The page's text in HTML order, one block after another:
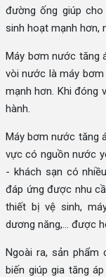
đường ống giúp
sinh hoạt mạnh hơn,
Máy bơm nước tăng
vòi nước là máy
mạnh hơn. Khi đóng
hành.
Máy bơm nước tăng
vực có nguồn nước
- khách sạn có
đáp ứng được nhu
thiết bị vệ sinh,
dương năng,... được
Ngoài ra, sản
biến giúp gia tăng